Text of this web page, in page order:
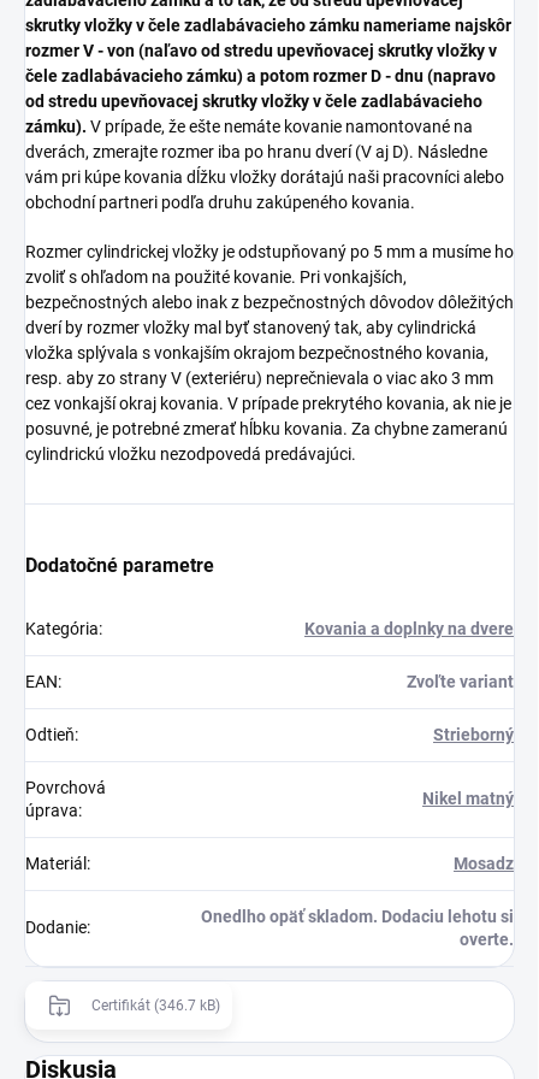
skrutky vložky v čele zadlabávacieho zámku nameriame najskôr
rozmer V - von (naľavo od stredu upevňovacej skrutky vložky v
čele zadlabávacieho zámku) a potom rozmer D - dnu (napravo
od stredu upevňovacej skrutky vložky v čele zadlabávacieho
zámku). V prípade, že ešte nemáte kovanie namontované na
dverách, zmerajte rozmer iba po hranu dverí (V aj D). Následne
vám pri kúpe kovania dĺžku vložky dorátajú naši pracovníci alebo
obchodní partneri podľa druhu zakúpeného kovania.
Rozmer cylindrickej vložky je odstupňovaný po 5 mm a musíme ho
zvoliť s ohľadom na použité kovanie. Pri vonkajších,
bezpečnostných alebo inak z bezpečnostných dôvodov dôležitých
dverí by rozmer vložky mal byť stanovený tak, aby cylindrická
vložka splývala s vonkajším okrajom bezpečnostného kovania,
resp. aby zo strany V (exteriéru) neprečnievala o viac ako 3 mm
cez vonkajší okraj kovania. V prípade prekrytého kovania, ak nie je
posuvné, je potrebné zmerať hĺbku kovania. Za chybne zameranú
cylindrickú vložku nezodpovedá predávajúci.
Dodatočné parametre
Kategória: Kovania a doplnky na dvere
EAN: Zvoľte variant
Odtieň: Strieborný
Povrchová
úprava:
Nikel matný
Materiál : Mosadz
Dodanie:
Onedlho opäť skladom. Dodaciu lehotu si
overte.
Certifikát (346.7 kB)
Diskusia